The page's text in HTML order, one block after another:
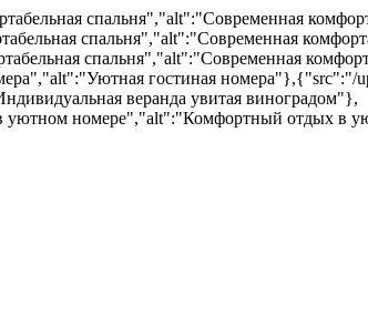
спальня","alt":"Современная
спальня","alt":"Современная
спальня","alt":"Современная
гостиная номера"},{"src":"/
веранда увитая виноградом"},
уютном номере","alt":"Комфортный отдых в